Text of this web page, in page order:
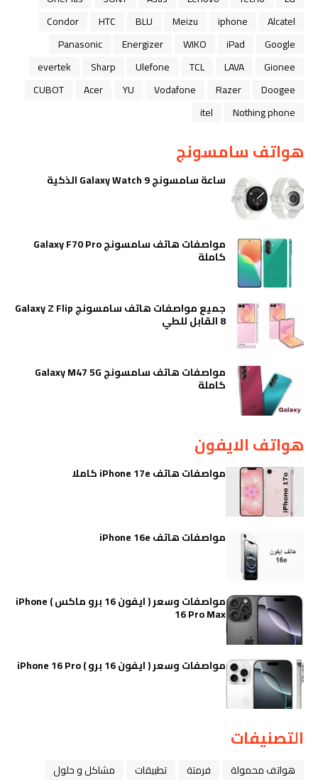
Alcatel
iphone
Meizu
BLU
HTC
Condor
Google
iPad
WIKO
Energizer
Panasonic
Gionee
LAVA
TCL
Ulefone
Sharp
evertek
Doogee
Razer
Vodafone
YU
Acer
CUBOT
Nothing phone
itel
هواتف سامسونج
ساعة سامسونج Galaxy Watch 9 الذكية
مواصفات هاتف سامسونج Galaxy F70 Pro
كاملة
جميع مواصفات هاتف سامسونج Galaxy Z Flip
8 القابل للطي
مواصفات هاتف سامسونج Galaxy M47 5G
كاملة
هواتف الايفون
مواصفات هاتف iPhone 17e كاملا
مواصفات هاتف iPhone 16e
مواصفات وسعر ( ايفون 16 برو ماكس ) iPhone
16 Pro Max
مواصفات وسعر ( ايفون 16 برو ) iPhone 16 Pro
التصنيفات
هواتف محمولة فرمتة تطبيقات
مشاكل و حلول